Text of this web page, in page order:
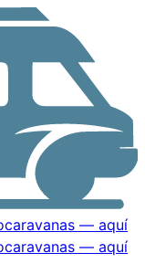
— aquí
— aquí